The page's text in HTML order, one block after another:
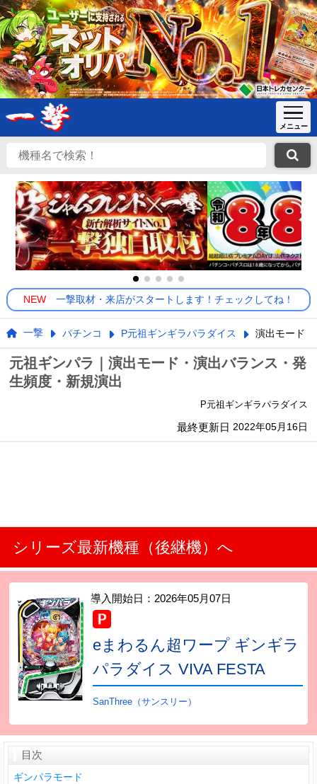
NEW 一撃取材・来店がスタートします！チェックしてね！
一撃 パチンコ P元祖ギンギラパラダイス 演出モード
元祖ギンパラ｜演出モード・演出バランス・発
生頻度・新規演出
P元祖ギンギラパラダイス
最終更新日 2022年05月16日
シリーズ最新機種（後継機）へ
導入開始日： 2026年05月07日
eまわるん超ワープ ギンギラ
パラダイス VIVA FESTA
SanThree（サンスリー）
目次
ギンパラモード